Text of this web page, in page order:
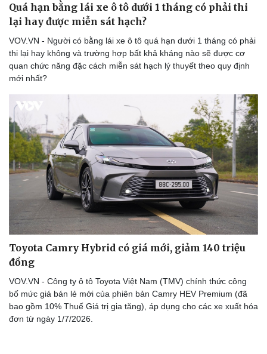
Quá hạn bằng lái xe ô tô dưới 1 tháng có phải thi
lại hay được miễn sát hạch?
VOV.VN - Người có bằng lái xe ô tô quá hạn dưới 1 tháng có phải
thi lại hay không và trường hợp bất khả kháng nào sẽ được cơ
quan chức năng đặc cách miễn sát hạch lý thuyết theo quy định
mới nhất?
Toyota Camry Hybrid có giá mới, giảm 140 triệu
đồng
VOV.VN - Công ty ô tô Toyota Việt Nam (TMV) chính thức công
bố mức giá bán lẻ mới của phiên bản Camry HEV Premium (đã
bao gồm 10% Thuế Giá trị gia tăng), áp dụng cho các xe xuất hóa
đơn từ ngày 1/7/2026.